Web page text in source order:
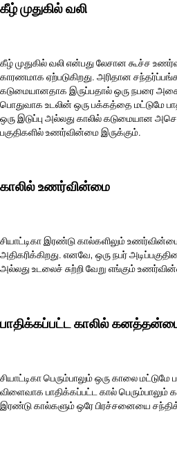
கீழ் முதுகில் வலி
கீழ் முதுகில் வலி என்பது லேசான கூச்ச
காரணமாக ஏற்படுகிறது. அரிதான
கடுமையானதாக இருப்பதால் ஒரு நபரை
பொதுவாக உடலின் ஒரு பக்கத்தை மட்டுமே
ஒரு இடுப்பு அல்லது காலில் கடுமையான
பகுதிகளில் உணர்வின்மை இருக்கும்.
காலில் உணர்வின்மை
சியாட்டிகா இரண்டு கால்களிலும்
அதிகரிக்கிறது. எனவே, ஒரு நபர்
அல்லது உடலைச் சுற்றி வேறு எங்கும்
பாதிக்கப்பட்ட காலில்
சியாட்டிகா பெரும்பாலும் ஒரு காலை
விளைவாக பாதிக்கப்பட்ட கால் பெரும்பாலும்
இரண்டு கால்களும் ஒரே பிரச்சனையை